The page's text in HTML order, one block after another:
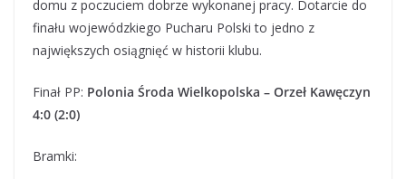
domu z poczuciem dobrze wykonanej pracy. Dotarcie do
finału wojewódzkiego Pucharu Polski to jedno z
największych osiągnięć w historii klubu.
Finał PP: Polonia Środa Wielkopolska – Orzeł Kawęczyn
4:0 (2:0)
Bramki: